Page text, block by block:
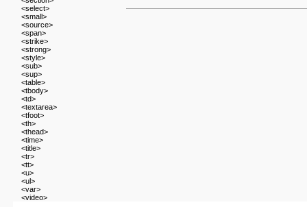
<select>
<small>
<source>
<span>
<strike>
<strong>
<style>
<sub>
<sup>
<table>
<tbody>
<td>
<textarea>
<tfoot>
<th>
<thead>
<time>
<title>
<tr>
<tt>
<u>
<ul>
<var>
<video>